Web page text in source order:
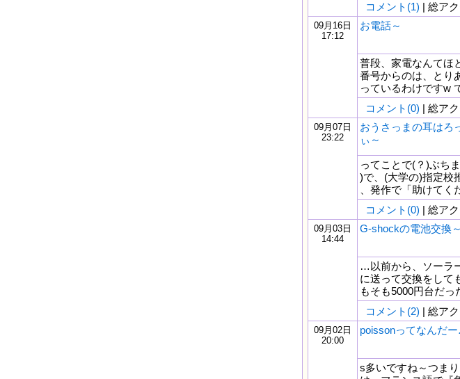
コメント(1) | 総ア
09月16日
17:12
お電話～
普段、家電なんてほ
番号からのは、とり
っているわけですw
コメント(0) | 総ア
09月07日
23:22
おうさっまの耳はろ
ぃ～
ってことで(？)ぶち
)で、(大学の)指定校
、発作で「助けて
コメント(0) | 総ア
09月03日
14:44
G-shockの電池交換～
…以前から、ソーラ
に送って交換をして
もそも5000円台だ
コメント(2) | 総ア
09月02日
20:00
poissonってなんだー
s多いですね～つま